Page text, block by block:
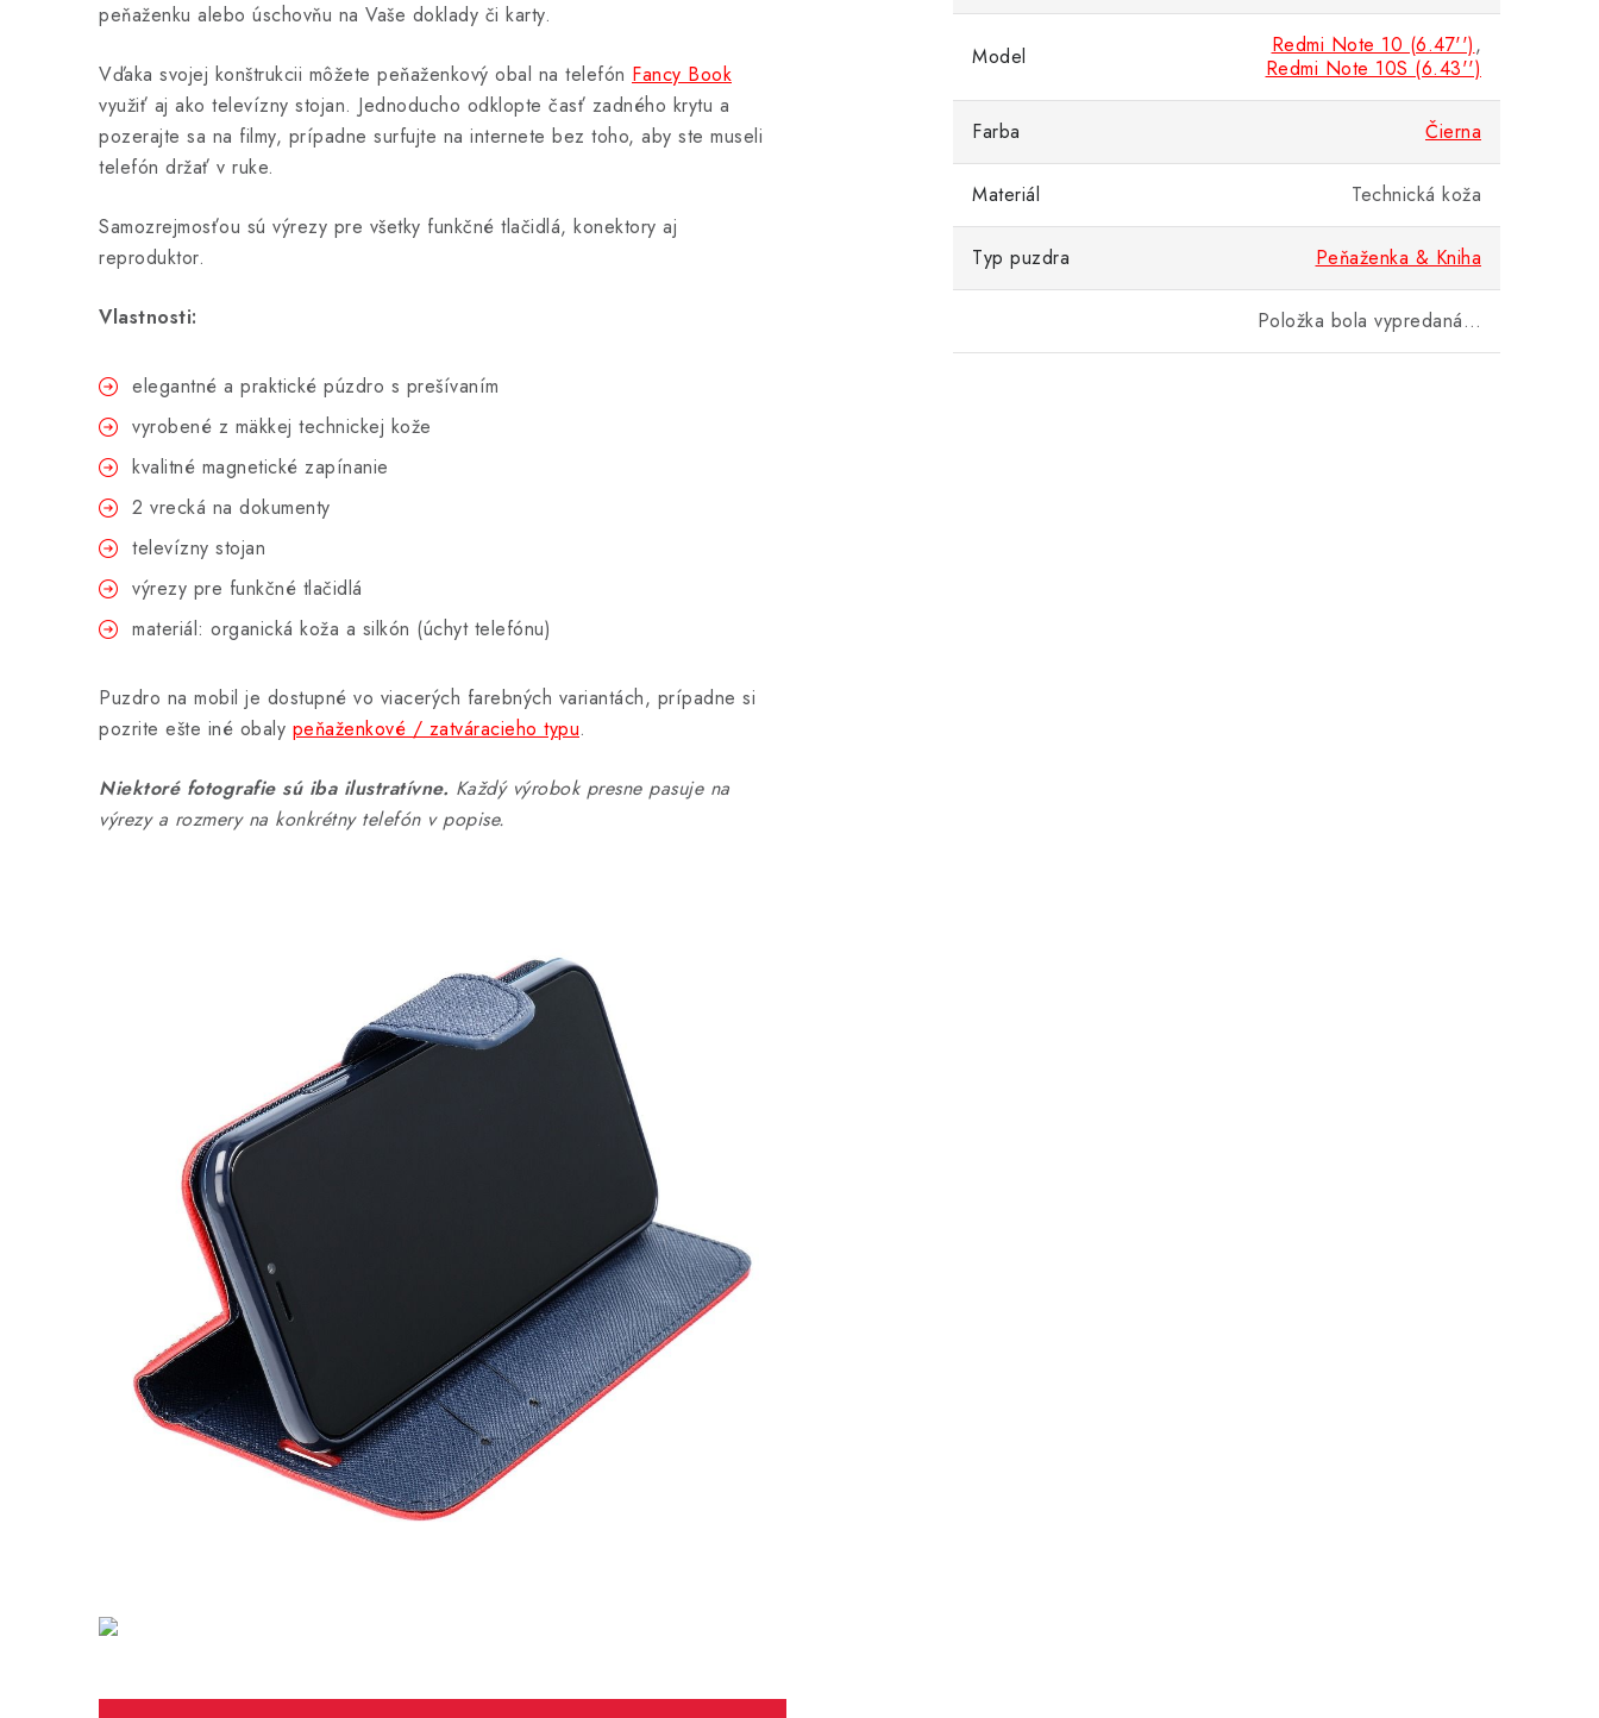
peňaženku alebo úschovňu na Vaše doklady či karty.
Vďaka svojej konštrukcii môžete peňaženkový obal na telefón Fancy Book
využiť aj ako televízny stojan. Jednoducho odklopte časť zadného krytu a
pozerajte sa na filmy, prípadne surfujte na internete bez toho, aby ste museli
telefón držať v ruke.
Samozrejmosťou sú výrezy pre všetky funkčné tlačidlá, konektory aj
reproduktor.
Vlastnosti:
elegantné a praktické púzdro s prešívaním
vyrobené z mäkkej technickej kože
kvalitné magnetické zapínanie
2 vrecká na dokumenty
televízny stojan
výrezy pre funkčné tlačidlá
materiál: organická koža a silkón (úchyt telefónu)
Puzdro na mobil je dostupné vo viacerých farebných variantách, prípadne si
pozrite ešte iné obaly peňaženkové / zatváracieho typu.
Niektoré fotografie sú iba ilustratívne. Každý výrobok presne pasuje na
výrezy a rozmery na konkrétny telefón v popise.
Model Redmi Note 10 (6.47''),
Redmi Note 10S (6.43'')
Farba Čierna
Materiál Technická koža
Typ puzdra Peňaženka & Kniha
Položka bola vypredaná…